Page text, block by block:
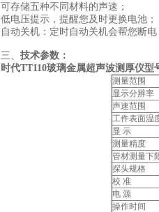
可存储五种不同材料的声速；
低电压提示，提醒您及时更换电池；
自动关机：定时自动关机会帮您断
三、 技术参数：
时代TT110玻璃金属超声波测厚仪型
测量范围
显示分辨率
声速范围
工件表面温
显 示
测量精度
管材测量下
探头规格
校 准
电 源
操作时间